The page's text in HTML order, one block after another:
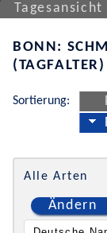
Tagesansicht
BONN:
(TAGFALTER)
Sortierung:
Alle Arten
Ändern